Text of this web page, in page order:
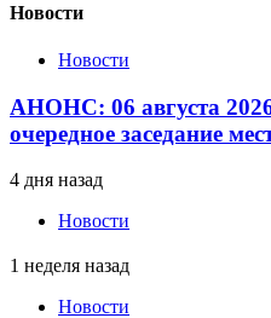
Новости
Новости
АНОНС: 06 августа 2026
очередное заседание
4 дня назад
Новости
1 неделя назад
Новости